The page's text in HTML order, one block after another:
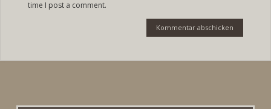
time I post a comment.